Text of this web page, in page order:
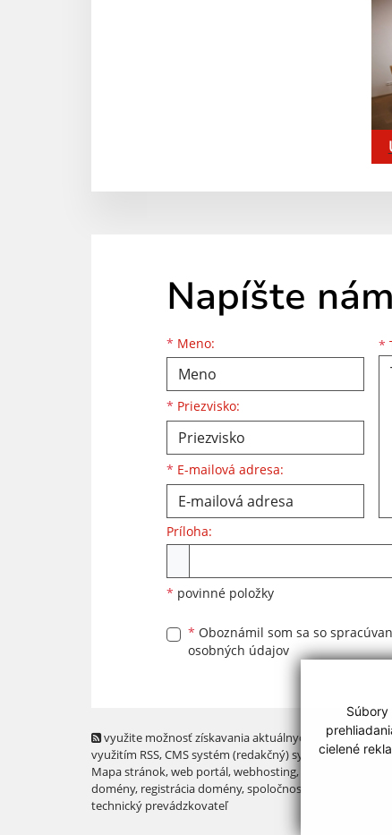
cielené
Napíšte nám
* Meno:
Meno
* Priezvisko:
Priezvisko
* E-mailová adresa:
E-mailová adresa *
Príloha:
* povinné položky
* Oboznámil som sa so
osobných údajov
využite možnosť získavania aktuálnych informácií s
využitím RSS, CMS systém (redakčný) systém ECHELON
Mapa stránok,web portál,webhosting,
domény, registrácia domény,spoločnosť webex.digital,
technický prevádzkovateľ